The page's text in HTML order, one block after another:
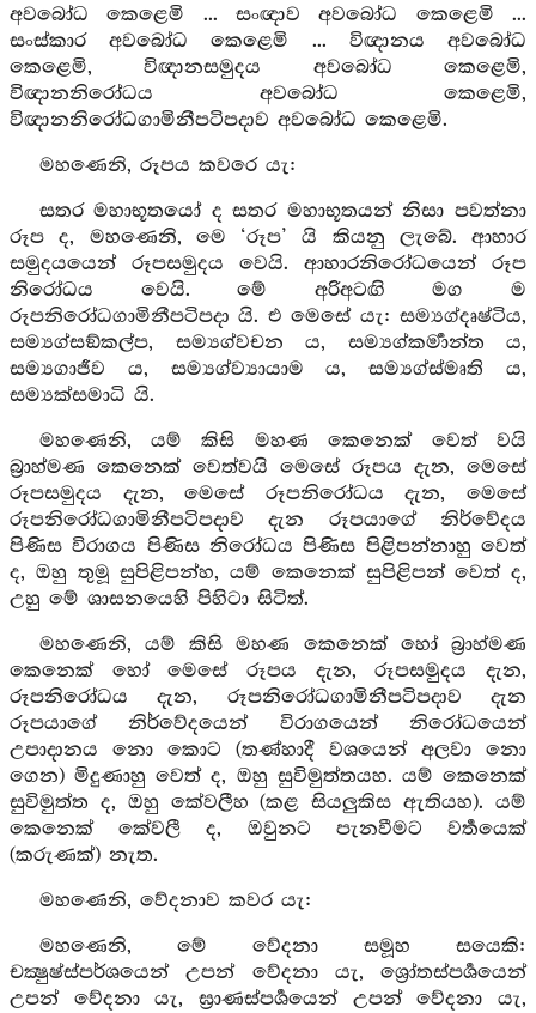
අවබෝධ කෙළෙමි ... සංඥාව අවබෝධ කෙළෙමි ...
සංස්කාර අවබෝධ කෙළෙමි ... විඥානය අවබෝධ
කෙළෙමි, විඥානසමුදය අවබෝධ කෙළෙමි,
විඥානනිරෝධය අවබෝධ කෙළෙමි,
විඥානනිරෝධගාමිනීපටිපදාව අවබෝධ කෙළෙමි.
මහණෙනි, රූපය කවරෙ යැ:
සතර මහාභූතයෝ ද සතර මහාභූතයන් නිසා පවත්නා
රූප ද, මහණෙනි, මෙ ‘රූප’ යි කියනු ලැබේ. ආහාර
සමුදයයෙන් රූපසමුදය වෙයි. ආහාරනිරෝධයෙන් රූප
නිරෝධය වෙයි. මේ අරිඅටඟි මග ම
රූපනිරෝධගාමිනීපටිපදා යි. එ මෙසේ යැ: සම්‍යග්දෘෂ්ටිය,
සම්‍යග්සඞ්කල්ප, සම්‍යග්වචන ය, සම්‍යග්කර්‍මාන්ත ය,
සම්‍යගාජීව ය, සම්‍යග්ව්‍යායාම ය, සම්‍යග්ස්මෘති ය,
සම්‍යක්සමාධි යි.
මහණෙනි, යම් කිසි මහණ කෙනෙක් වෙත් වයි
බ්‍රාහ්මණ කෙනෙක් වෙත්වයි මෙසේ රූපය දැන, මෙසේ
රූපසමුදය දැන, මෙසේ රූපනිරෝධය දැන, මෙසේ
රූපනිරෝධගාමිනීපටිපදාව දැන රූපයාගේ නිර්වේදය
පිණිස විරාගය පිණිස නිරෝධය පිණිස පිළිපන්නාහු වෙත්
ද, ඔහු තුමූ සුපිළිපන්හ, යම් කෙනෙක් සුපිළිපන් වෙත් ද,
උහු මේ ශාසනයෙහි පිහිටා සිටිත්.
මහණෙනි, යම් කිසි මහණ කෙනෙක් හෝ බ්‍රාහ්මණ
කෙනෙක් හෝ මෙසේ රූපය දැන, රූපසමුදය දැන,
රූපනිරෝධය දැන, රූපනිරෝධගාමිනීපටිපදාව දැන
රූපයාගේ නිර්වේදයෙන් විරාගයෙන් නිරෝධයෙන්
උපාදානය නො කොට (තණ්හාදී වශයෙන් අලවා නො
ගෙන) මිදුණාහු වෙත් ද, ඔහු සුවිමුත්තයහ. යම් කෙනෙක්
සුවිමුත්ත ද, ඔහු කේවලීහ (කළ සියලුකිස ඇතියහ). යම්
කෙනෙක් කේවලී ද, ඔවුනට පැනවීමට වර්‍තයෙක්
(කරුණක්) නැත.
මහණෙනි, වේදනාව කවර යැ:
මහණෙනි, මේ වේදනා සමූහ සයෙකි:
චක්‍ෂුෂ්ස්පර්ශයෙන් උපන් වේදනා යැ, ශ්‍රෝතස්පර්‍ශයෙන්
උපන් වේදනා යැ, ඝ්‍රාණස්පර්‍ශයෙන් උපන් වේදනා යැ,